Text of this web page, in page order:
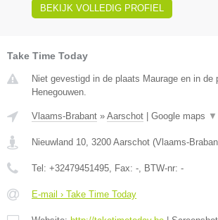
BEKIJK VOLLEDIG PROFIEL
Take Time Today
Niet gevestigd in de plaats Maurage en in de
Henegouwen.
Vlaams-Brabant » Aarschot | Google maps ▼
Nieuwland 10 3200 Aarschot (Vlaams-
Tel: +32479451495 , Fax: - , BTW-nr: -
E-mail › Take Time Today